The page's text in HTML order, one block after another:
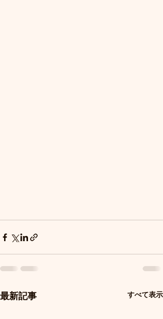
最新記事 すべて表示